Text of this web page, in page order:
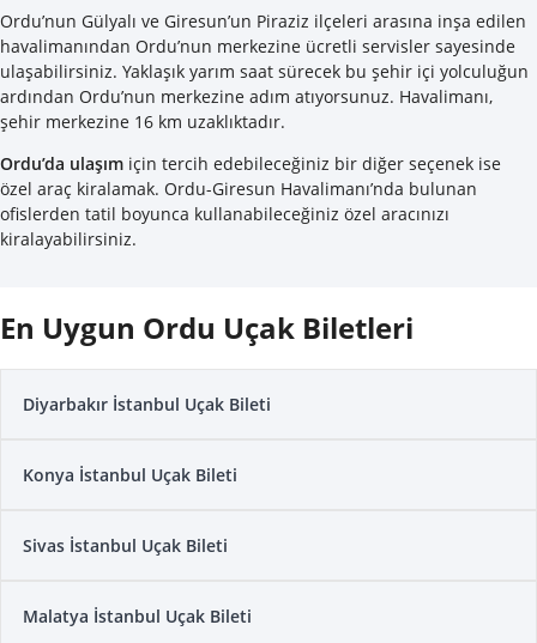
Ordu’nun Gülyalı ve Giresun’un Piraziz ilçeleri arasına inşa edilen
havalimanından Ordu’nun merkezine ücretli servisler sayesinde
ulaşabilirsiniz. Yaklaşık yarım saat sürecek bu şehir içi yolculuğun
ardından Ordu’nun merkezine adım atıyorsunuz. Havalimanı,
şehir merkezine 16 km uzaklıktadır.
Ordu’da ulaşım için tercih edebileceğiniz bir diğer seçenek ise
özel araç kiralamak. Ordu-Giresun Havalimanı’nda bulunan
ofislerden tatil boyunca kullanabileceğiniz özel aracınızı
kiralayabilirsiniz.
En Uygun Ordu Uçak Biletleri
Diyarbakır İstanbul Uçak Bileti
Konya İstanbul Uçak Bileti
Sivas İstanbul Uçak Bileti
Malatya İstanbul Uçak Bileti